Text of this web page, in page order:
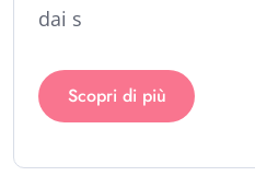
dai s
Scopri di più